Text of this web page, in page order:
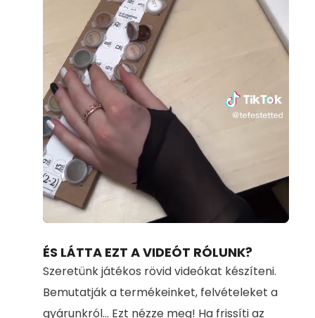
Loaded
100.00%
ÉS LÁTTA EZT A VIDEÓT RÓLUNK?
Szeretünk játékos rövid videókat készíteni.
Bemutatják a termékeinket, felvételeket a
gyárunkról... Ezt nézze meg! Ha frissíti az